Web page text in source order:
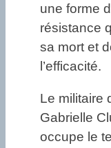
une forme
résistance
sa mort et
l’efficacité.
Le militaire
Gabrielle
occupe le